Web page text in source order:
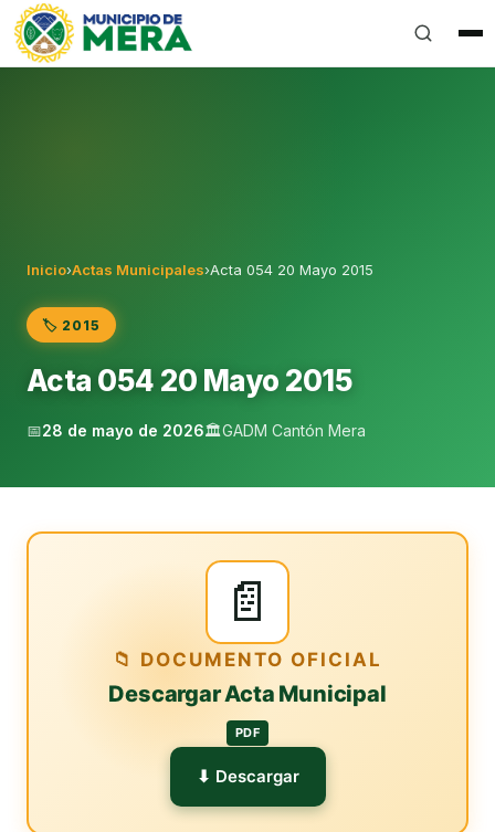
Gobierno Autónomo Descentralizado Municipal del
Inicio›Actas Municipales›Acta 054 20 Mayo 2015
🏷️ 2015
Acta 054 20 Mayo 2015
📅28 de mayo de 2026🏛️GADM Cantón Mera
📄
📁 DOCUMENTO OFICIAL
Descargar Acta Municipal
PDF
⬇ Descargar